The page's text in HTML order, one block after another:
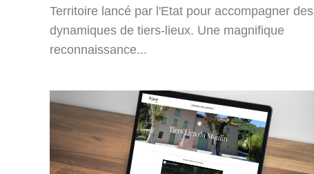
Territoire lancé par l'Etat pour accompagner des
dynamiques de tiers-lieux. Une magnifique
reconnaissance...